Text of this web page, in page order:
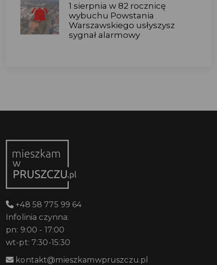
1 sierpnia w 82 rocznicę
wybuchu Powstania
Warszawskiego usłyszysz
sygnał alarmowy
+48 58 775 99 64
Infolinia czynna:
pn: 9:00 - 17:00
wt-pt: 7:30-15:30
kontakt@mieszkamwpruszczu.pl